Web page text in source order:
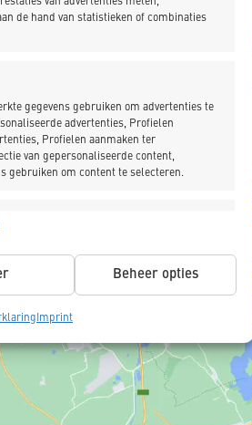
de hand van statistieken of combinaties
gegevens gebruiken om advertenties te
advertenties, Profielen
Profielen aanmaken ter
van gepersonaliseerde content,
gebruiken om content te selecteren.
op basis van automatisch
en detecteren en
en tonen,
Altijd actief
Beheer opties
Imprint
om marketing cookies te accepteren en
deze inhoud in te schakelen